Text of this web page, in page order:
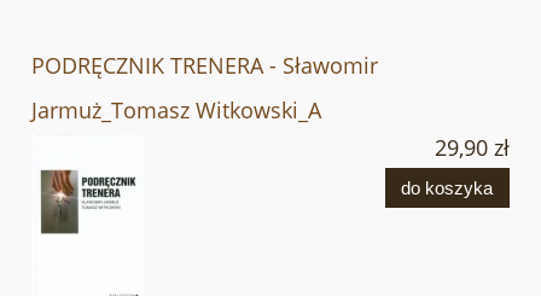
PODRĘCZNIK TRENERA - Sławomir
Jarmuż_Tomasz Witkowski_A
29,90 zł
do koszyka